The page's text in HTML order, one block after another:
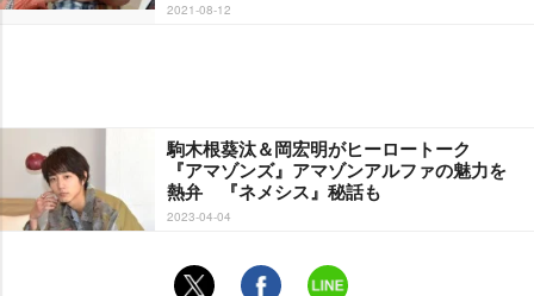
2021-08-12
駒木根葵汰＆岡宏明がヒーロートーク
『アマゾンズ』アマゾンアルファの魅力を
熱弁 『ネメシス』秘話も
2023-04-04